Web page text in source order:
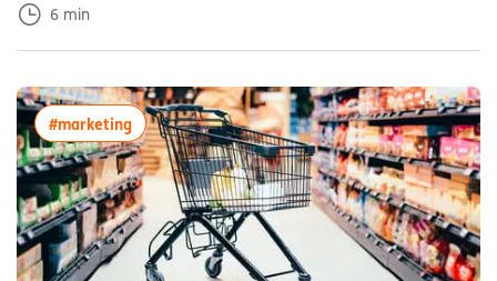
6 min
#marketingwięcej artykułów z tagiem:#marketing